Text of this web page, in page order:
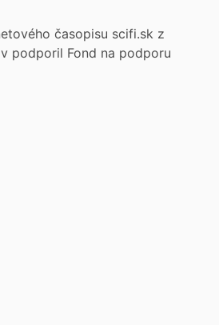
časopisu scifi.sk z
podporil Fond na podporu